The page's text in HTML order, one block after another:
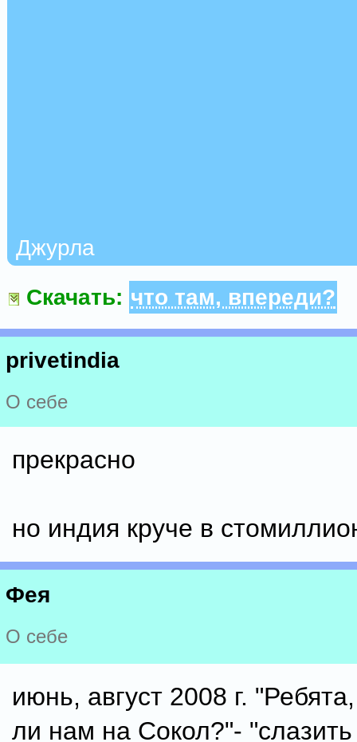
Джурла
Скачать: что там, впереди?
privetindia
О себе
прекрасно
но индия круче в
Фея
О себе
июнь, август 2008 г.
ли нам на Сокол?"-